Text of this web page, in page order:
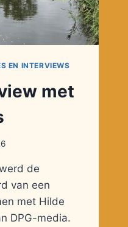
EN INTERVIEWS
met
de
van een
met Hilde
DPG-media.